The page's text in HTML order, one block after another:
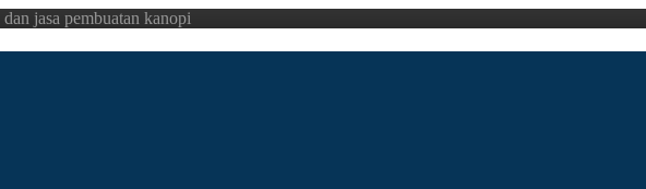
jasa pembuatan kanopi